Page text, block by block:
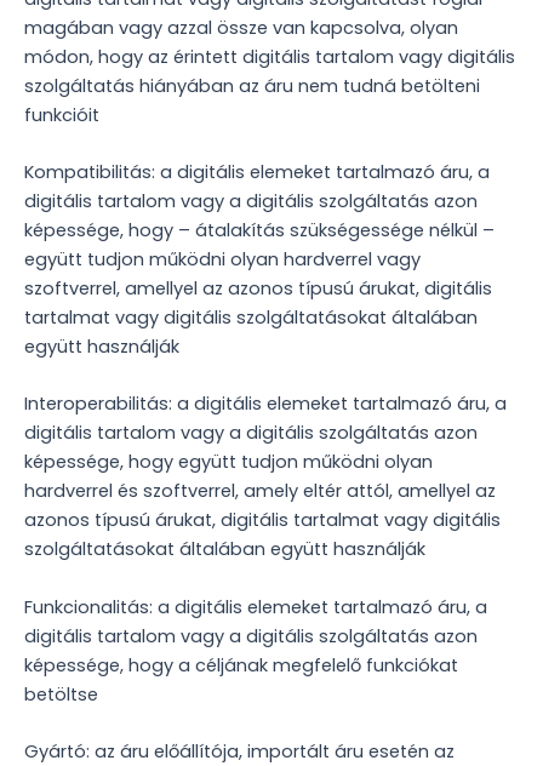
magában vagy azzal össze van kapcsolva, olyan
módon, hogy az érintett digitális tartalom vagy digitális
szolgáltatás hiányában az áru nem tudná betölteni
funkcióit
Kompatibilitás: a digitális elemeket tartalmazó áru, a
digitális tartalom vagy a digitális szolgáltatás azon
képessége, hogy – átalakítás szükségessége nélkül –
együtt tudjon működni olyan hardverrel vagy
szoftverrel, amellyel az azonos típusú árukat, digitális
tartalmat vagy digitális szolgáltatásokat általában
együtt használják
Interoperabilitás: a digitális elemeket tartalmazó áru, a
digitális tartalom vagy a digitális szolgáltatás azon
képessége, hogy együtt tudjon működni olyan
hardverrel és szoftverrel, amely eltér attól, amellyel az
azonos típusú árukat, digitális tartalmat vagy digitális
szolgáltatásokat általában együtt használják
Funkcionalitás: a digitális elemeket tartalmazó áru, a
digitális tartalom vagy a digitális szolgáltatás azon
képessége, hogy a céljának megfelelő funkciókat
betöltse
Gyártó: az áru előállítója, importált áru esetén az